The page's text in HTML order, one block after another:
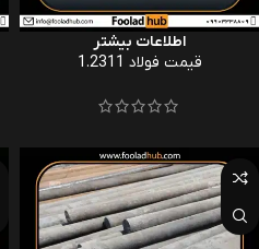
اطلاعات بیشتر
قیمت فولاد 1.2311